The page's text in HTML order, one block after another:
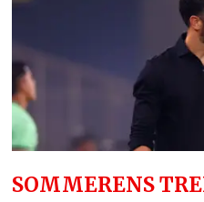
SOMMERENS